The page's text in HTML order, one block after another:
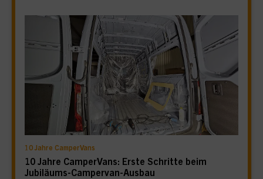
10 Jahre CamperVans
10 Jahre CamperVans: Erste Schritte beim
Jubiläums-Campervan-Ausbau